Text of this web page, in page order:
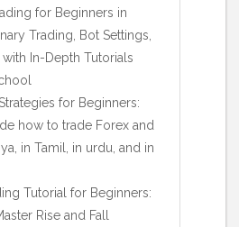
for Beginners in
Trading, Bot Settings,
In-Depth Tutorials
for Beginners:
how to trade Forex and
in Tamil, in urdu, and in
Tutorial for Beginners:
Rise and Fall